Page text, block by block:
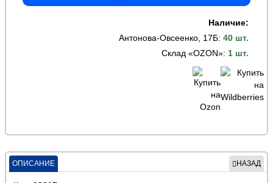
Наличие:
Антонова-Овсеенко, 17Б: 40 шт.
Склад «OZON»: 1 шт.
ОПИСАНИЕ НАЗАД